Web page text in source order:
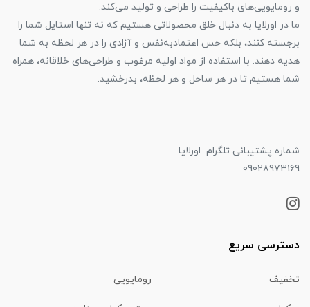
و رومایویی‌های باکیفیت را طراحی و تولید می‌کند.
ما در اورلایا به دنبال خلق محصولاتی هستیم که نه تنها استایل شما را
برجسته کنند، بلکه حس اعتمادبه‌نفس و آزادی را در هر لحظه به شما
هدیه دهند. با استفاده از مواد اولیه مرغوب و طراحی‌های خلاقانه، همراه
شما هستیم تا در هر ساحل و هر لحظه، بدرخشید.
شماره پشتیبانی تلگرام اورلایا
09028973169
دسترسی سریع
تخفیف رومایویی